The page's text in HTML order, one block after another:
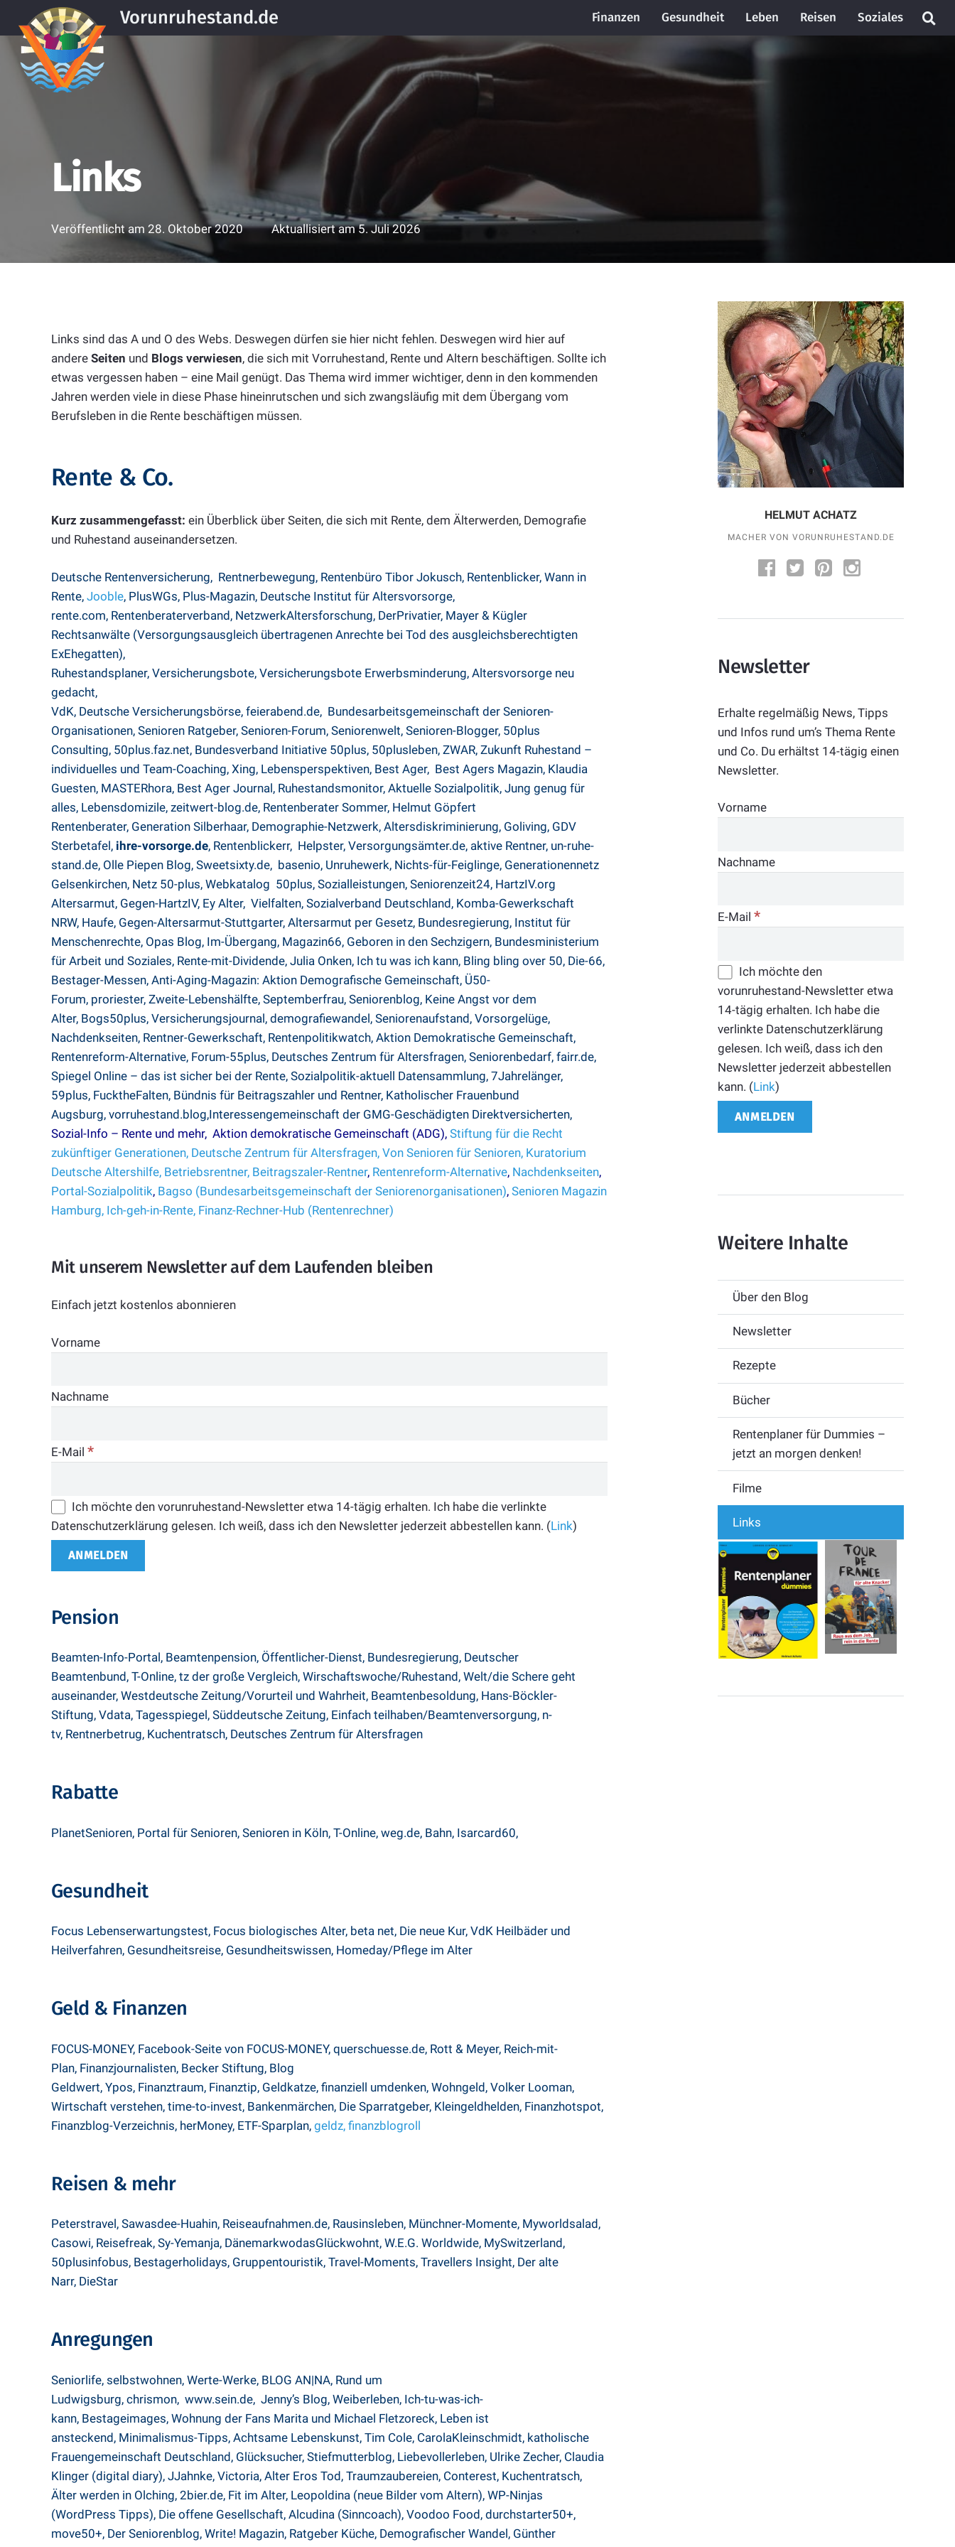
Vorunruhestand.de Finanzen Gesundheit Leben Reisen Soziales
Links
Veröffentlicht am 28. Oktober 2020 Aktuallisiert am5. Juli 2026
Links sind das A und O des Webs. Deswegen dürfen sie hier nicht fehlen. Deswegen wird hier auf
andere Seiten und Blogs verwiesen, die sich mit Vorruhestand, Rente und Altern beschäftigen. Sollte ich
etwas vergessen haben – eine Mail genügt. Das Thema wird immer wichtiger, denn in den kommenden
Jahren werden viele in diese Phase hineinrutschen und sich zwangsläufig mit dem Übergang vom
Berufsleben in die Rente beschäftigen müssen.
Rente & Co.
Kurz zusammengefasst: ein Überblick über Seiten, die sich mit Rente, dem Älterwerden, Demografie
und Ruhestand auseinandersetzen.
Deutsche Rentenversicherung, Rentnerbewegung, Rentenbüro Tibor Jokusch, Rentenblicker, Wann in
Rente, Jooble, PlusWGs, Plus-Magazin, Deutsche Institut für Altersvorsorge,
rente.com, Rentenberaterverband, NetzwerkAltersforschung, DerPrivatier, Mayer & Kügler
Rechtsanwälte (Versorgungsausgleich übertragenen Anrechte bei Tod des ausgleichsberechtigten
ExEhegatten),
Ruhestandsplaner, Versicherungsbote, Versicherungsbote Erwerbsminderung, Altersvorsorge neu
gedacht,
VdK, Deutsche Versicherungsbörse, feierabend.de, Bundesarbeitsgemeinschaft der Senioren-
Organisationen, Senioren Ratgeber, Senioren-Forum, Seniorenwelt, Senioren-Blogger, 50plus
Consulting, 50plus.faz.net, Bundesverband Initiative 50plus, 50plusleben, ZWAR, Zukunft Ruhestand –
individuelles und Team-Coaching, Xing, Lebensperspektiven, Best Ager, Best Agers Magazin, Klaudia
Guesten, MASTERhora, Best Ager Journal, Ruhestandsmonitor, Aktuelle Sozialpolitik, Jung genug für
alles, Lebensdomizile, zeitwert-blog.de, Rentenberater Sommer, Helmut Göpfert
Rentenberater, Generation Silberhaar, Demographie-Netzwerk, Altersdiskriminierung, Goliving, GDV
Sterbetafel, ihre-vorsorge.de, Rentenblickerr, Helpster, Versorgungsämter.de, aktive Rentner, un-ruhe-
stand.de, Olle Piepen Blog, Sweetsixty.de, basenio, Unruhewerk, Nichts-für-Feiglinge, Generationennetz
Gelsenkirchen, Netz 50-plus, Webkatalog 50plus, Sozialleistungen, Seniorenzeit24, HartzIV.org
Altersarmut, Gegen-HartzIV, Ey Alter, Vielfalten, Sozialverband Deutschland, Komba-Gewerkschaft
NRW, Haufe, Gegen-Altersarmut-Stuttgarter, Altersarmut per Gesetz, Bundesregierung, Institut für
Menschenrechte, Opas Blog, Im-Übergang, Magazin66, Geboren in den Sechzigern, Bundesministerium
für Arbeit und Soziales, Rente-mit-Dividende, Julia Onken, Ich tu was ich kann, Bling bling over 50, Die-66,
Bestager-Messen, Anti-Aging-Magazin: Aktion Demografische Gemeinschaft, Ü50-
Forum, proriester, Zweite-Lebenshälfte, Septemberfrau, Seniorenblog, Keine Angst vor dem
Alter, Bogs50plus, Versicherungsjournal, demografiewandel, Seniorenaufstand, Vorsorgelüge,
Nachdenkseiten, Rentner-Gewerkschaft, Rentenpolitikwatch, Aktion Demokratische Gemeinschaft,
Rentenreform-Alternative, Forum-55plus, Deutsches Zentrum für Altersfragen, Seniorenbedarf, fairr.de,
Spiegel Online – das ist sicher bei der Rente, Sozialpolitik-aktuell Datensammlung, 7Jahrelänger,
59plus, FucktheFalten, Bündnis für Beitragszahler und Rentner, Katholischer Frauenbund
Augsburg, vorruhestand.blog,Interessengemeinschaft der GMG-Geschädigten Direktversicherten,
Sozial-Info – Rente und mehr, Aktion demokratische Gemeinschaft (ADG), Stiftung für die Recht
zukünftiger Generationen, Deutsche Zentrum für Altersfragen, Von Senioren für Senioren, Kuratorium
Deutsche Altershilfe, Betriebsrentner, Beitragszaler-Rentner, Rentenreform-Alternative, Nachdenkseiten,
Portal-Sozialpolitik, Bagso (Bundesarbeitsgemeinschaft der Seniorenorganisationen), Senioren Magazin
Hamburg, Ich-geh-in-Rente, Finanz-Rechner-Hub (Rentenrechner)
Mit unserem Newsletter auf dem Laufenden bleiben
Einfach jetzt kostenlos abonnieren
Vorname
Nachname
E-Mail *
Ich möchte den vorunruhestand-Newsletter etwa 14-tägig erhalten. Ich habe die verlinkte
Datenschutzerklärung gelesen. Ich weiß, dass ich den Newsletter jederzeit abbestellen kann. (Link)
Pension
Beamten-Info-Portal, Beamtenpension, Öffentlicher-Dienst, Bundesregierung, Deutscher
Beamtenbund, T-Online, tz der große Vergleich, Wirschaftswoche/Ruhestand, Welt/die Schere geht
auseinander, Westdeutsche Zeitung/Vorurteil und Wahrheit, Beamtenbesoldung, Hans-Böckler-
Stiftung, Vdata, Tagesspiegel, Süddeutsche Zeitung, Einfach teilhaben/Beamtenversorgung, n-
tv, Rentnerbetrug, Kuchentratsch, Deutsches Zentrum für Altersfragen
Rabatte
PlanetSenioren, Portal für Senioren, Senioren in Köln, T-Online, weg.de, Bahn, Isarcard60,
Gesundheit
Focus Lebenserwartungstest, Focus biologisches Alter, beta net, Die neue Kur, VdK Heilbäder und
Heilverfahren, Gesundheitsreise, Gesundheitswissen, Homeday/Pflege im Alter
Geld & Finanzen
FOCUS-MONEY, Facebook-Seite von FOCUS-MONEY, querschuesse.de, Rott & Meyer, Reich-mit-
Plan, Finanzjournalisten, Becker Stiftung, Blog
Geldwert, Ypos, Finanztraum, Finanztip, Geldkatze, finanziell umdenken, Wohngeld, Volker Looman,
Wirtschaft verstehen, time-to-invest, Bankenmärchen, Die Sparratgeber, Kleingeldhelden, Finanzhotspot,
Finanzblog-Verzeichnis, herMoney, ETF-Sparplan, geldz, finanzblogroll
Reisen & mehr
Peterstravel, Sawasdee-Huahin, Reiseaufnahmen.de, Rausinsleben, Münchner-Momente, Myworldsalad,
Casowi, Reisefreak, Sy-Yemanja, DänemarkwodasGlückwohnt, W.E.G. Worldwide, MySwitzerland,
50plusinfobus, Bestagerholidays, Gruppentouristik, Travel-Moments, Travellers Insight, Der alte
Narr, DieStar
Anregungen
Seniorlife, selbstwohnen, Werte-Werke, BLOG AN|NA, Rund um
Ludwigsburg, chrismon, www.sein.de, Jenny’s Blog, Weiberleben, Ich-tu-was-ich-
kann, Bestageimages, Wohnung der Fans Marita und Michael Fletzoreck, Leben ist
ansteckend, Minimalismus-Tipps, Achtsame Lebenskunst, Tim Cole, CarolaKleinschmidt, katholische
Frauengemeinschaft Deutschland, Glücksucher, Stiefmutterblog, Liebevollerleben, Ulrike Zecher, Claudia
Klinger (digital diary), JJahnke, Victoria, Alter Eros Tod, Traumzaubereien, Conterest, Kuchentratsch,
Älter werden in Olching, 2bier.de, Fit im Alter, Leopoldina (neue Bilder vom Altern), WP-Ninjas
(WordPress Tipps), Die offene Gesellschaft, Alcudina (Sinncoach), Voodoo Food, durchstarter50+,
move50+, Der Seniorenblog, Write! Magazin, Ratgeber Küche, Demografischer Wandel, Günther
HELMUT ACHATZ
MACHER VON VORUNRUHESTAND.DE
Newsletter
Erhalte regelmäßig News, Tipps
und Infos rund um’s Thema Rente
und Co. Du erhältst 14-tägig einen
Newsletter.
Vorname
Nachname
E-Mail*
Ich möchte den
vorunruhestand-Newsletter etwa
14-tägig erhalten. Ich habe die
verlinkte Datenschutzerklärung
gelesen. Ich weiß, dass ich den
Newsletter jederzeit abbestellen
kann. (Link)
Weitere Inhalte
Über den Blog
Newsletter
Rezepte
Bücher
Rentenplaner für Dummies –
jetzt an morgen denken!
Filme
Links